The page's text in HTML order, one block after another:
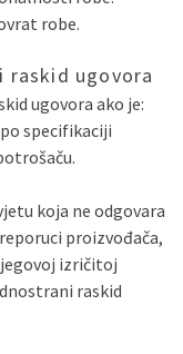
robe.
raskid ugovora
ugovora ako je:
specifikaciji
koja ne odgovara
proizvođača,
izričitoj
raskid